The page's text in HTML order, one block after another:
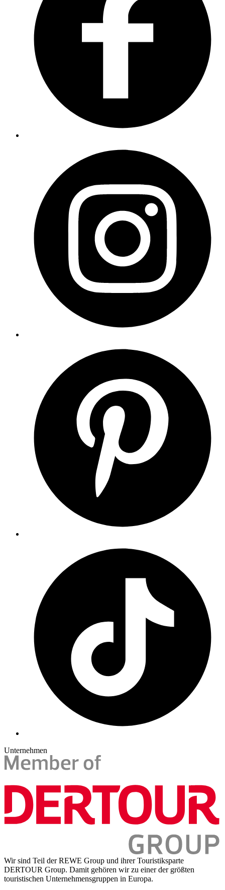
Unternehmen
Wir sind Teil der REWE Group und ihrer Touristiksparte
DERTOUR Group. Damit gehören wir zu einer der größten
touristischen Unternehmensgruppen in Europa.